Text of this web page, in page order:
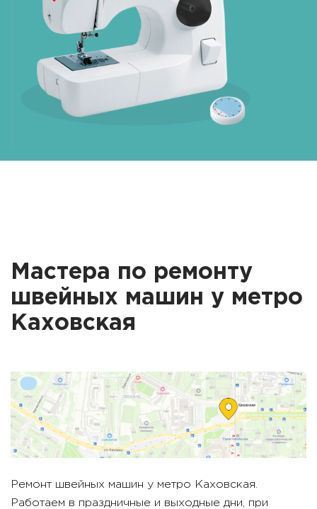
Мастера по ремонту
швейных машин у метро
Каховская
Ремонт швейных машин у метро Каховская
Работаем в праздничные и выходные дни, при